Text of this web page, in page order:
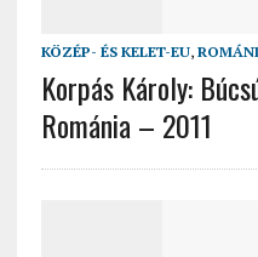
KÖZÉP- ÉS KELET-EU,
Korpás Károly:
Románia – 2011